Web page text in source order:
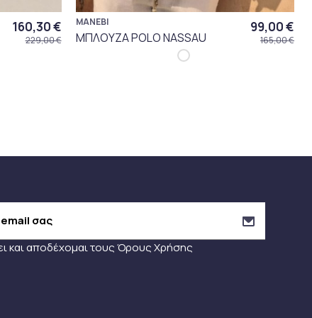
160,30 €
229,00 €
MANEBI
ΜΠΛΟΥΖΑ POLO NASSAU
99,00 €
165,00 €
και αποδέχομαι τουςΌρους Χρήσης